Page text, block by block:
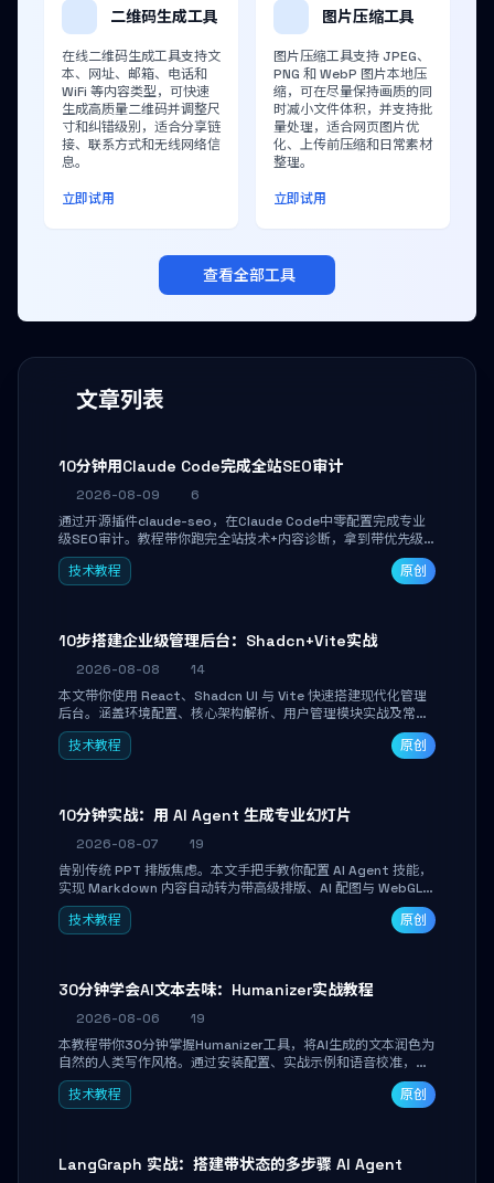
文章列表
10分钟用Claude Code完成全站SEO审计
2026-08-09
6
通过开源插件claude-seo，在Claude Code中零配置完成专业
级SEO审计。教程带你跑完全站技术+内容诊断，拿到带优先级
和验证方法的可执行修复清单，适合独立开发者、SEO从业者和
站长快速上手。
技术教程 原创
10步搭建企业级管理后台：Shadcn+Vite实战
2026-08-08
14
本文带你使用 React、Shadcn UI 与 Vite 快速搭建现代化管理
后台。涵盖环境配置、核心架构解析、用户管理模块实战及常见
踩坑指南。学完即可独立完成仪表盘搭建、组件拼装与主题定
制，满足企业级开发需求。
技术教程 原创
10分钟实战：用 AI Agent 生成专业幻灯片
2026-08-07
19
告别传统 PPT 排版焦虑。本文手把手教你配置 AI Agent 技能，
实现 Markdown 内容自动转为带高级排版、AI 配图与 WebGL
运行时的 HTML 幻灯片。只需专注内容，10 分钟即可产出可投
屏的专业级演示文稿。
技术教程 原创
30分钟学会AI文本去味：Humanizer实战教程
2026-08-06
19
本教程带你30分钟掌握Humanizer工具，将AI生成的文本润色为
自然的人类写作风格。通过安装配置、实战示例和语音校准，让
你的内容告别AI痕迹，匹配个人写作习惯，适合内容创作者和技
术博主。
技术教程 原创
LangGraph 实战：搭建带状态的多步骤 AI Agent
二维码生成工具
在线二维码生成工具支持文
本、网址、邮箱、电话和
WiFi 等内容类型，可快速
生成高质量二维码并调整尺
寸和纠错级别，适合分享链
接、联系方式和无线网络信
息。
立即试用
图片压缩工具
图片压缩工具支持 JPEG、
PNG 和 WebP 图片本地压
缩，可在尽量保持画质的同
时减小文件体积，并支持批
量处理，适合网页图片优
化、上传前压缩和日常素材
整理。
立即试用
查看全部工具